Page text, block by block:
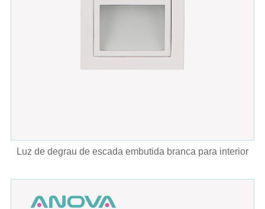
Luz de degrau de escada embutida branca para interior